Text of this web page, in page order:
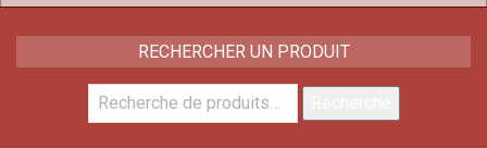
RECHERCHER UN PRODUIT
Recherche
pour :